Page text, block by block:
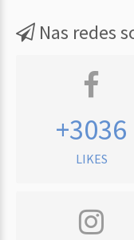
Nas redes
+3036
LIKES